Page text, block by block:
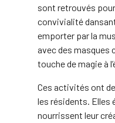
sont retrouvés
convivialité
emporter par la
avec des masques
touche de magie à
Ces activités ont
les résidents. Elles
nourrissent leur